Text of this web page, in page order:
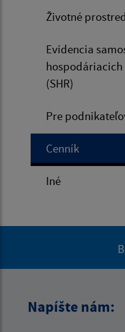
Životné
Evidencia
(SHR)
Pre
Cenník
Iné
Napíšte nám: